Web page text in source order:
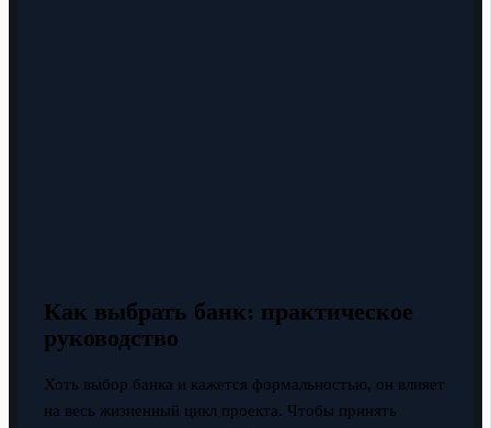
Как выбрать банк: практическое
руководство
Хоть выбор банка и кажется формальностью, он влияет
на весь жизненный цикл проекта. Чтобы принять